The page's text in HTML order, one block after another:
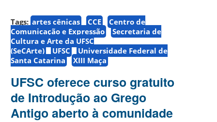
Tags: artes cênicas CCE
Centro de
Comunicação e Expressão
Secretaria de
Cultura e Arte da UFSC
(SeCArte)
UFSC
Universidade Federal de
Santa Catarina
XIII Maça
UFSC oferece curso gratuito
de Introdução ao Grego
Antigo aberto à comunidade